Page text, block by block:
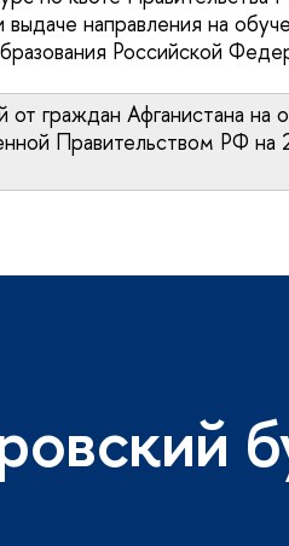
направления на
Российской
от граждан Афганистана
Правительством РФ